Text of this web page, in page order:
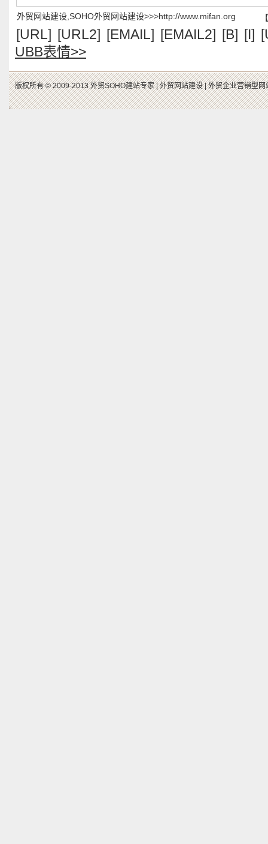
【
外贸网站建设,SOHO外贸网站建设>>>http://www.mifan.org
[URL] [URL2] [EMAIL] [EMAIL2] [B] [I]
UBB表情>>
版权所有 © 2009-2013 外贸SOHO建站专家 |外贸网站建设 |外贸企业营销型网